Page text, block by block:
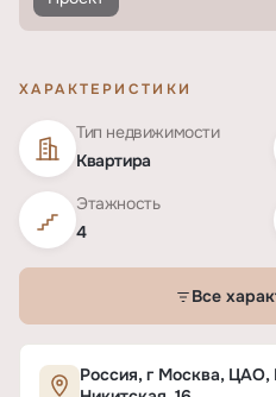
ХАРАКТЕРИСТИКИ
Тип недвижимости
Квартира
Этажность
4
Все
Характеристики ЖК
Россия, г Москва, ЦАО,